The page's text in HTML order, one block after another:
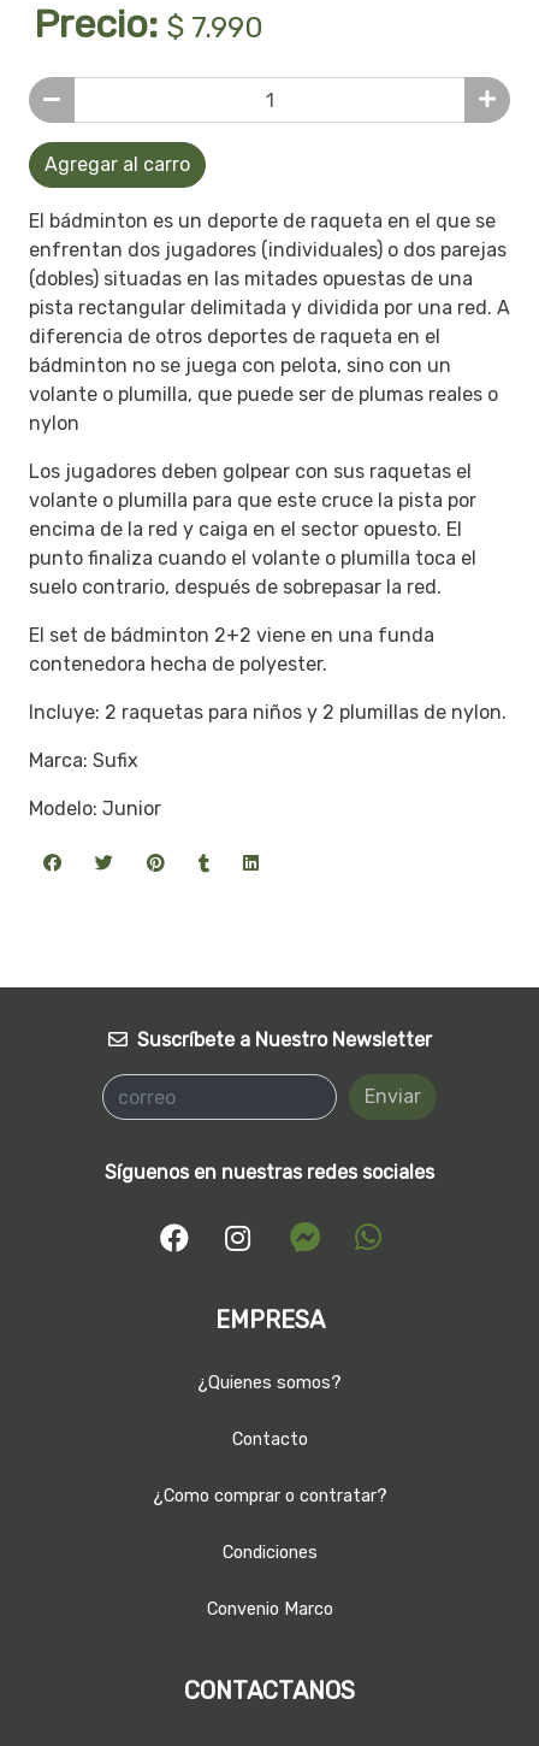
Precio: $ 7.990
Agregar al carro
El bádminton es un deporte de raqueta en el que se
enfrentan dos jugadores (individuales) o dos parejas
(dobles) situadas en las mitades opuestas de una
pista rectangular delimitada y dividida por una red. A
diferencia de otros deportes de raqueta en el
bádminton no se juega con pelota, sino con un
volante o plumilla, que puede ser de plumas reales o
nylon
Los jugadores deben golpear con sus raquetas el
volante o plumilla para que este cruce la pista por
encima de la red y caiga en el sector opuesto. El
punto finaliza cuando el volante o plumilla toca el
suelo contrario, después de sobrepasar la red.
El set de bádminton 2+2 viene en una funda
contenedora hecha de polyester.
Incluye: 2 raquetas para niños y 2 plumillas de nylon.
Marca: Sufix
Modelo: Junior
Suscríbete a Nuestro Newsletter
Enviar
Síguenos en nuestras redes sociales
EMPRESA
¿Quienes somos?
Contacto
¿Como comprar o contratar?
Condiciones
Convenio Marco
CONTACTANOS